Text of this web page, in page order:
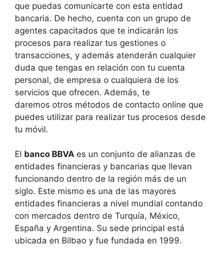
que puedas comunicarte con esta entidad
bancaria. De hecho, cuenta con un grupo de
agentes capacitados que te indicarán los
procesos para realizar tus gestiones o
transacciones, y además atenderán cualquier
duda que tengas en relación con tu cuenta
personal, de empresa o cualquiera de los
servicios que ofrecen. Además, te
daremos otros métodos de contacto online que
puedes utilizar para realizar tus procesos desde
tu móvil.
El banco BBVA es un conjunto de alianzas de
entidades financieras y bancarias que llevan
funcionando dentro de la región más de un
siglo. Este mismo es una de las mayores
entidades financieras a nivel mundial contando
con mercados dentro de Turquía, México,
España y Argentina. Su sede principal está
ubicada en Bilbao y fue fundada en 1999.